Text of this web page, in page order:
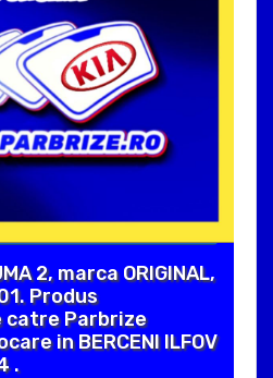
2, marca ORIGINAL,
Produs
catre Parbrize
in BERCENI ILFOV
.